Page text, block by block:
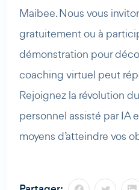
Maibee. Nous vous
gratuitement ou à
démonstration pour
coaching virtuel peut
Rejoignez la révolution
personnel assisté par IA
moyens d’atteindre vos